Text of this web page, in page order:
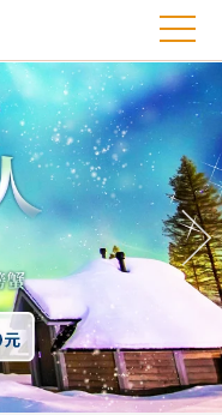
往